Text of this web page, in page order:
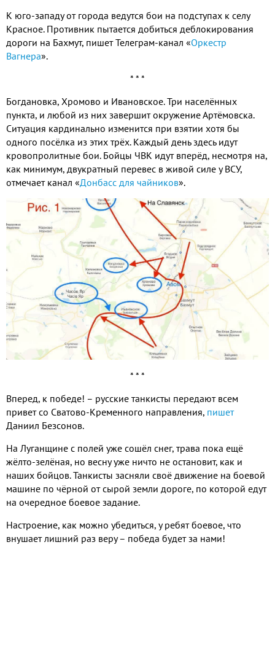
К юго-западу от города ведутся бои на подступах к селу
Красное. Противник пытается добиться деблокирования
дороги на Бахмут, пишет Телеграм-канал «Оркестр
Вагнера».
* * *
Богдановка, Хромово и Ивановское. Три населённых
пункта, и любой из них завершит окружение Артёмовска.
Ситуация кардинально изменится при взятии хотя бы
одного посёлка из этих трёх. Каждый день здесь идут
кровопролитные бои. Бойцы ЧВК идут вперёд, несмотря на,
как минимум, двукратный перевес в живой силе у ВСУ,
отмечает канал «Донбасс для чайников».
* * *
Вперед, к победе! – русские танкисты передают всем
привет со Сватово-Кременного направления, пишет
Даниил Безсонов.
На Луганщине с полей уже сошёл снег, трава пока ещё
жёлто-зелёная, но весну уже ничто не остановит, как и
наших бойцов. Танкисты засняли своё движение на боевой
машине по чёрной от сырой земли дороге, по которой едут
на очередное боевое задание.
Настроение, как можно убедиться, у ребят боевое, что
внушает лишний раз веру – победа будет за нами!